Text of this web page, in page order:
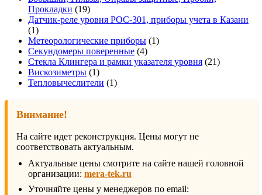
Прокладки
1919
товаров
Датчик-реле уровня РОС-301, приборы учета в Казани
11
товар
Метеорологические приборы 11
Секундомеры поверенные 44
товара
Стекла Клингера и рамки указателя уровня 2121
Вискозиметры 11
товар
Тепловычеслители 11
Внимание!
На сайте идет реконструкция. Цены могут не
соответствовать актуальным.
Актуальные цены смотрите на сайте нашей головной
организации: mera-tek.ru
Уточняйте цены у менеджеров по email: